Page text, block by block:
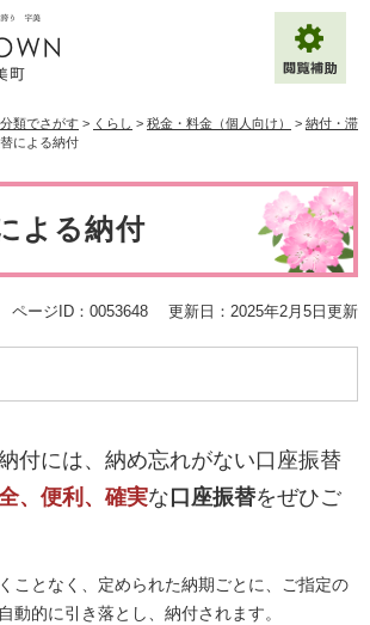
標準 拡大
白 黒 青
分類でさがす > くらし > 税金・料金（個人向け） > 納付・滞
による納付
よる納付
ページID：0053648 更新日：2025年2月5日更新
付には、納め忘れがない口座振替
、便利、確実な 口座振替をぜひご
ことなく、定められた納期ごとに、ご指定の
動的に引き落とし、納付されます。